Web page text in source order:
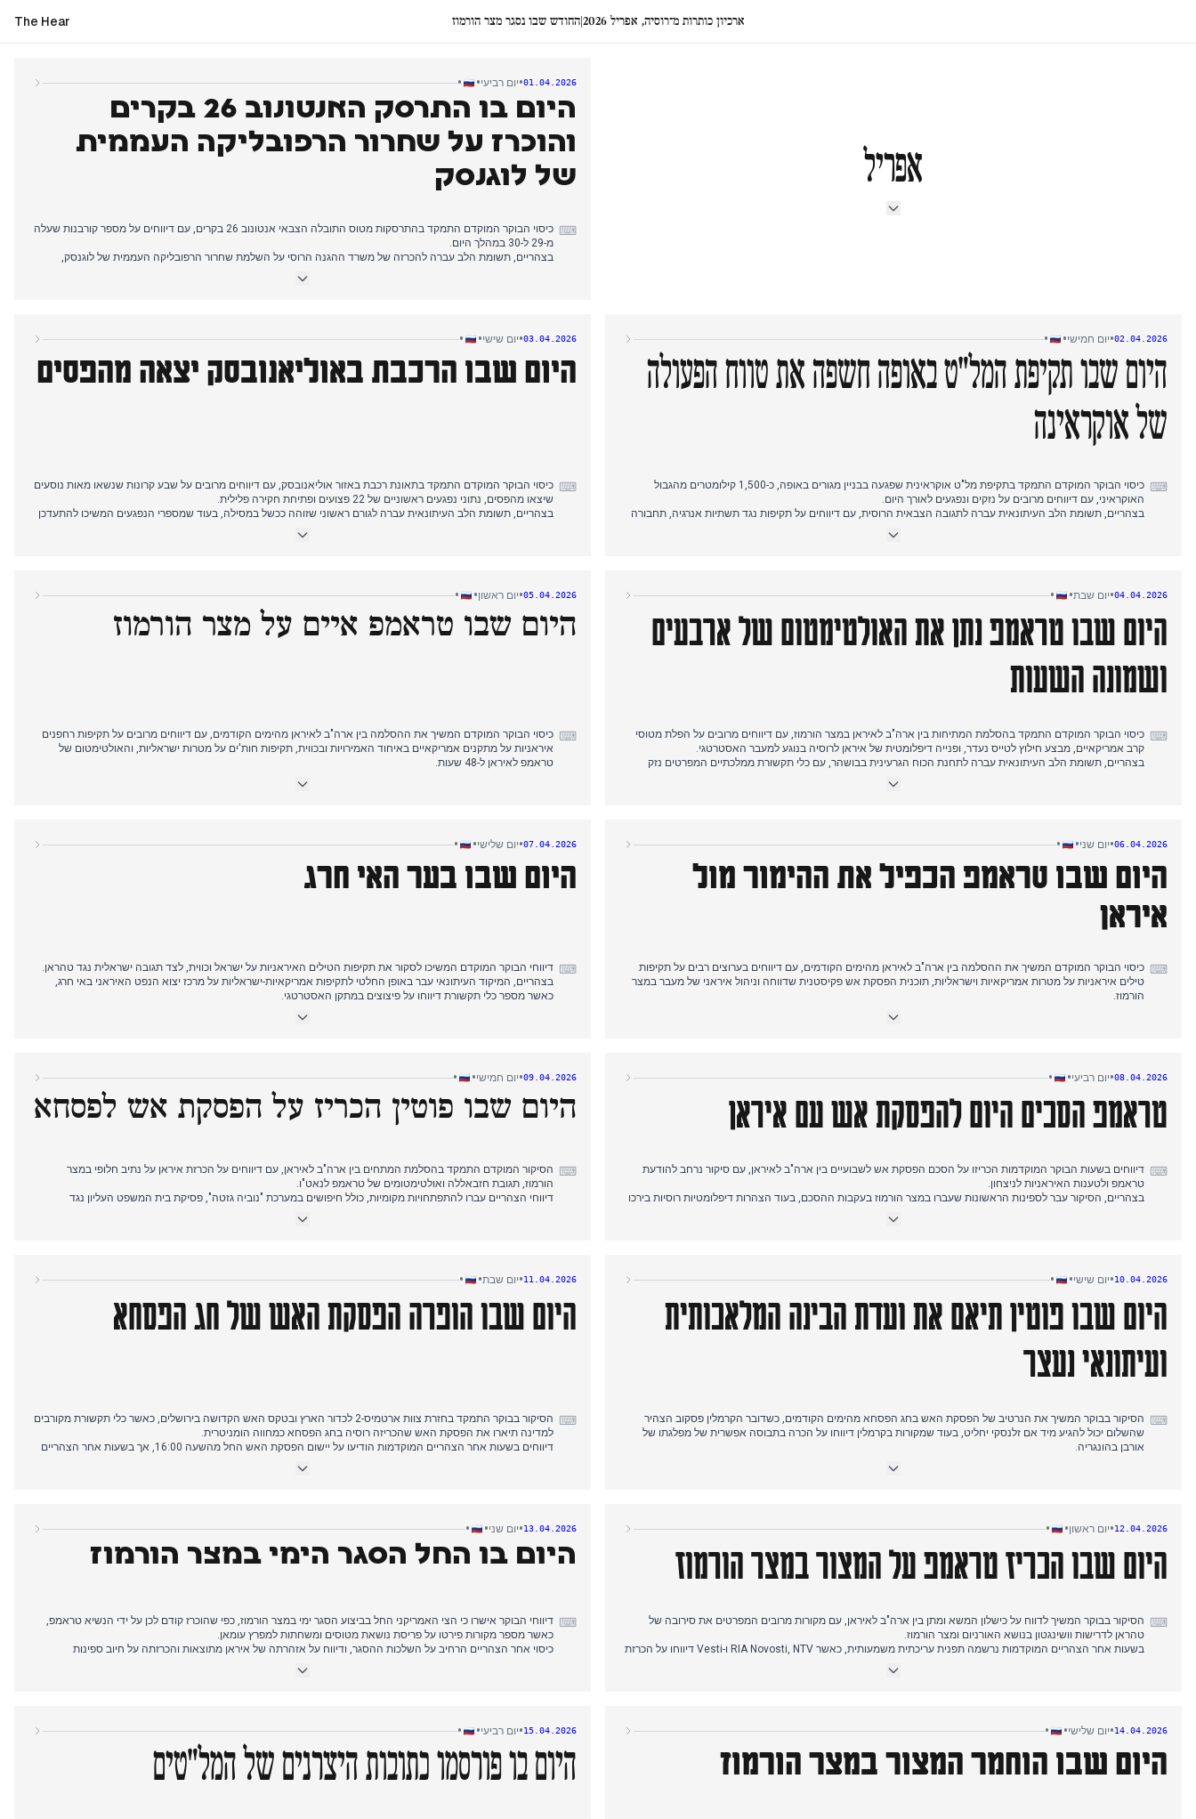
The Hear החודש שבו נסגר מצר הורמוז| ארכיון כותרות מ־רוסיה, אפריל 2026
אפריל
01.04.2026
•יום רביעי•
•
היום בו התרסק האנטונוב 26 בקרים
והוכרז על שחרור הרפובליקה העממית
של לוגנסק
⌨
כיסוי הבוקר המוקדם התמקד בהתרסקות מטוס התובלה הצבאי אנטונוב 26 בקרים, עם דיווחים על מספר קורבנות שעלה
מ-29 ל-30 במהלך היום.
בצהריים, תשומת הלב עברה להכרזה של משרד ההגנה הרוסי על השלמת שחרור הרפובליקה העממית של לוגנסק,
02.04.2026
•יום חמישי•
•
היום שבו תקיפת המל"ט באופה חשפה את טווח הפעולה
של אוקראינה
⌨
כיסוי הבוקר המוקדם התמקד בתקיפת מל"ט אוקראינית שפגעה בבניין מגורים באופה, כ-1,500 קילומטרים מהגבול
האוקראיני, עם דיווחים מרובים על נזקים ונפגעים לאורך היום.
בצהריים, תשומת הלב העיתונאית עברה לתגובה הצבאית הרוסית, עם דיווחים על תקיפות נגד תשתיות אנרגיה, תחבורה
דיווחי הערב שמרו על המיקוד בהתרחבות הגיאוגרפית של מלחמת המל"טים, תוך כיסוי גם של אמצעי בקרת אינטרנט
03.04.2026
•יום שישי•
•
היום שבו הרכבת באוליאנובסק יצאה מהפסים
⌨ כיסוי הבוקר המוקדם התמקד בתאונת רכבת באזור אוליאנובסק, עם דיווחים מרובים על שבע קרונות שנשאו מאות נוסעים
שיצאו מהפסים, נתוני נפגעים ראשוניים של 22 פצועים ופתיחת חקירה פלילית.
בצהריים, תשומת הלב העיתונאית עברה לגורם ראשוני שזוהה ככשל במסילה, בעוד שמספרי הנפגעים המשיכו להתעדכן
דיווחי הערב שמרו על המיקוד בתוצאות התאונה, תוך כיסוי גם של הסלמת המתחים בין ארה"ב לאיראן במצר הורמוז, כולל
04.04.2026
•יום שבת•
•
היום שבו טראמפ נתן את האולטימטום של ארבעים
ושמונה השעות
⌨ כיסוי הבוקר המוקדם התמקד בהסלמת המתיחות בין ארה"ב לאיראן במצר הורמוז, עם דיווחים מרובים על הפלת מטוסי
קרב אמריקאיים, מבצע חילוץ לטייס נעדר, ופנייה דיפלומטית של איראן לרוסיה בנוגע למעבר האסטרטגי.
בצהריים, תשומת הלב העיתונאית עברה לתחנת הכוח הגרעינית בבושהר, עם כלי תקשורת ממלכתיים המפרטים נזק
דיווחי הערב התמקדו באולטימטום של דונלד טראמפ לאיראן, עם מקורות רבים מכל הקשת הפוליטית המסקרים את איומו
05.04.2026
•יום ראשון•
•
היום שבו טראמפ איים על מצר הורמוז
⌨ כיסוי הבוקר המוקדם המשיך את ההסלמה בין ארה"ב לאיראן מהימים הקודמים, עם דיווחים מרובים על תקיפות רחפנים
איראניות על מתקנים אמריקאיים באיחוד האמירויות ובכווית, תקיפות חות'ים על מטרות ישראליות, והאולטימטום של
טראמפ לאיראן ל-48 שעות.
הקשת הפוליטית המסקרים את דרישותיו לפתוח את המעבר הימי ואת איומיו להרוס תחנות כוח איראניות אם יסרבו.
06.04.2026
•יום שני•
•
היום שבו טראמפ הכפיל את ההימור מול
איראן
⌨ כיסוי הבוקר המוקדם המשיך את ההסלמה בין ארה"ב לאיראן מהימים הקודמים, עם דיווחים בערוצים רבים על תקיפות
טילים איראניות על מטרות אמריקאיות וישראליות, תוכנית הפסקת אש פקיסטנית שדווחה וניהול איראני של מעבר במצר
הורמוז.
המסקרים את הבטחתו להשמיד את איראן בלילה אחד ולהשיק תקיפות מסיביות על התשתית שלה.
07.04.2026
•יום שלישי•
•
היום שבו בער האי חרג
⌨ דיווחי הבוקר המוקדם המשיכו לסקור את תקיפות הטילים האיראניות על ישראל וכווית, לצד תגובה ישראלית נגד טהראן.
בצהריים, המיקוד העיתונאי עבר באופן החלטי לתקיפות אמריקאיות-ישראליות על מרכז יצוא הנפט האיראני באי חרג,
כאשר מספר כלי תקשורת דיווחו על פיצוצים במתקן האסטרטגי.
תקיפת האי כהסלמה המרכזית של היום בסכסוך המתמשך בין ארה"ב לאיראן.
08.04.2026
•יום רביעי•
•
טראמפ הסכים היום להפסקת אש עם איראן
⌨ דיווחים בשעות הבוקר המוקדמות הכריזו על הסכם הפסקת אש לשבועיים בין ארה"ב לאיראן, עם סיקור נרחב להודעת
טראמפ ולטענות האיראניות לניצחון.
בצהריים, הסיקור עבר לספינות הראשונות שעברו במצר הורמוז בעקבות ההסכם, בעוד הצהרות דיפלומטיות רוסיות בירכו
דיווחי הערב התמקדו בהסלמת המתחים, כאשר איראן איימה להגיב על הפרות הפסקת האש וסגרה שוב את מצר הורמוז
09.04.2026
•יום חמישי•
•
היום שבו פוטין הכריז על הפסקת אש לפסחא
⌨ הסיקור המוקדם התמקד בהסלמת המתחים בין ארה"ב לאיראן, עם דיווחים על הכרזת איראן על נתיב חלופי במצר
הורמוז, תגובת חזבאללה ואולטימטומים של טראמפ לנאט"ו.
דיווחי הצהריים עברו להתפתחויות מקומיות, כולל חיפושים במערכת "נוביה גזטה", פסיקת בית המשפט העליון נגד
תשומת הלב העריכתית בערב התמקדה בהכרזתו של ולדימיר פוטין על הפסקת אש לפסחא באוקראינה, כאשר כמעט כל
10.04.2026
•יום שישי•
•
היום שבו פוטין תיאם את ועדת הבינה המלאכותית
ועיתונאי נעצר
⌨ הסיקור בבוקר המשיך את הנרטיב של הפסקת האש בחג הפסחא מהימים הקודמים, כשדובר הקרמלין פסקוב הצהיר
שהשלום יכול להגיע מיד אם זלנסקי יחליט, בעוד שמקורות בקרמלין דיווחו על הכרה בתבוסה אפשרית של מפלגתו של
אורבן בהונגריה.
מאסר, ואחריו נעצר העיתונאי של נובאיה גזטה אולג רולדוגין עד ה-10 במאי.
11.04.2026
•יום שבת•
•
היום שבו הופרה הפסקת האש של חג הפסחא
⌨
הסיקור בבוקר התמקד בחזרת צוות ארטמיס-2 לכדור הארץ ובטקס האש הקדושה בירושלים, כאשר כלי תקשורת מקורבים
למדינה תיארו את הפסקת האש שהכריזה רוסיה בחג הפסחא כמחווה הומניטרית.
דיווחים בשעות אחר הצהריים המוקדמות הודיעו על יישום הפסקת האש החל מהשעה 16:00, אך בשעות אחר הצהריים
12.04.2026
•יום ראשון•
•
היום שבו הכריז טראמפ על המצור במצר הורמוז
⌨ הסיקור בבוקר המשיך לדווח על כישלון המשא ומתן בין ארה"ב לאיראן, עם מקורות מרובים המפרטים את סירובה של
טהראן לדרישות וושינגטון בנושא האורניום ומצר הורמוז.
בשעות אחר הצהריים המוקדמות נרשמה תפנית עריכתית משמעותית, כאשר RIA Novosti, NTV ו-Vesti דיווחו על הכרזת
דיווחי הערב המשיכו להתמקד בנושא המצור, עם אזהרתה של איראן מפני התקרבות כלי שיט צבאיים אמריקאים למצר
13.04.2026
•יום שני•
•
היום בו החל הסגר הימי במצר הורמוז
⌨ דיווחי הבוקר אישרו כי הצי האמריקני החל בביצוע הסגר ימי במצר הורמוז, כפי שהוכרז קודם לכן על ידי הנשיא טראמפ,
כאשר מספר מקורות פירטו על פריסת נושאת מטוסים ומשחתות למפרץ עומאן.
כיסוי אחר הצהריים הרחיב על השלכות ההסגר, ודיווח על אזהרתה של איראן מתוצאות והכרזתה על חיוב ספינות
המיקוד העריכתי בערב שמר על הנרטיב של הורמוז כסיפור הראשי, כאשר המעבר הפוליטי בהונגריה קיבל כיסוי משני אך
14.04.2026
•יום שלישי•
•
היום שבו הוחמר המצור במצר הורמוז
15.04.2026
•יום רביעי•
•
היום בו פורסמו כתובות היצרנים של המל"טים